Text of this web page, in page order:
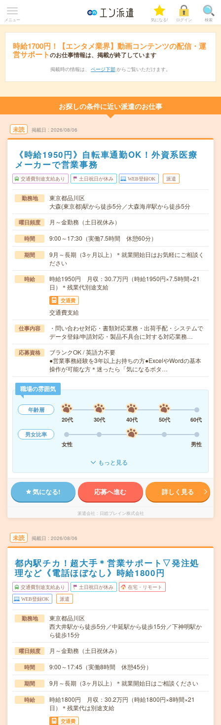
メニュー 気になる! ログイン 検索
時給1700円！【エンタメ業界】動画コンテンツの配信・運
営サポートのお仕事情報は、掲載が終了しています
掲載時の情報は、 ページ下部 からご覧いただけます。
お探しの条件に近い派遣のお仕事
未読 掲載日 2026/08/06
《時給1950円》自転車通勤OK！外資系医療
メーカーで営業事務
交通費別途支給あり 土日祝日が休み WEB登録OK 派遣
勤務地
東京都品川区
大森(東京都)駅から徒歩5分／大森海岸駅から徒歩5分
曜日頻度 月～金勤務（土日祝休み）
時間 9:00～17:30（実働7.5時間 休憩60分）
期間
9月～長期（3ヶ月以上）＊就業開始日はお気軽にご相談く
ださい
時給
時給1950円 月収：30.7万円（時給1950円×7.5時間×21
日）＊残業代別途支給
交通費
交通費支給
仕事内容
・問い合わせ対応・書類対応業務・出荷手配・システムで
データ登録/申請対応・製品不具合に対する対応業務…
応募資格
ブランクOK / 英語力不要
●営業事務経験を3年以上お持ちの方●ExcelやWordの基本
操作が可能な方＊迷ったら「気になるボタ…
職場の雰囲気
年齢層
20代
30代 40代 50代
60代
男女比率
女性
男性
もっと見る
気になる! 応募へ進む 詳しく見る
派遣会社 日総ブレイン株式会社
未読 掲載日 2026/08/06
都内駅チカ！超大手＊営業サポート▽発注処
理など《電話ほぼなし》時給1800円
交通費別途支給あり 土日祝日が休み 在宅・リモート
WEB登録OK 派遣
勤務地
東京都品川区
西大井駅から徒歩5分／中延駅から徒歩15分／下神明駅か
ら徒歩15分
曜日頻度 月～金勤務（土日祝休み）
時間 9:00～17:45（実働8時間 休憩45分）
期間 9月～長期（3ヶ月以上）＊就業開始日はご相談ください
時給
時給1800円 月収：30.2万円（時給1800円×8時間×21
日）＊残業代は別途支給
交通費